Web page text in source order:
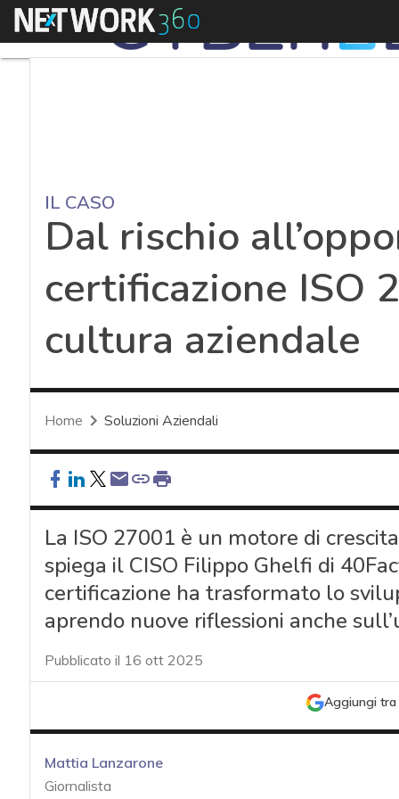
Menu
IL CASO
Dal rischio
certificazione ISO
cultura aziendale
Home Soluzioni Aziendali
La ISO 27001 è un motore di
spiega il CISO Filippo Ghelfi di
certificazione ha trasformato lo
aprendo nuove riflessioni anche
Pubblicato il 16 ott 2025
Aggiungi tra
Mattia Lanzarone
Giornalista